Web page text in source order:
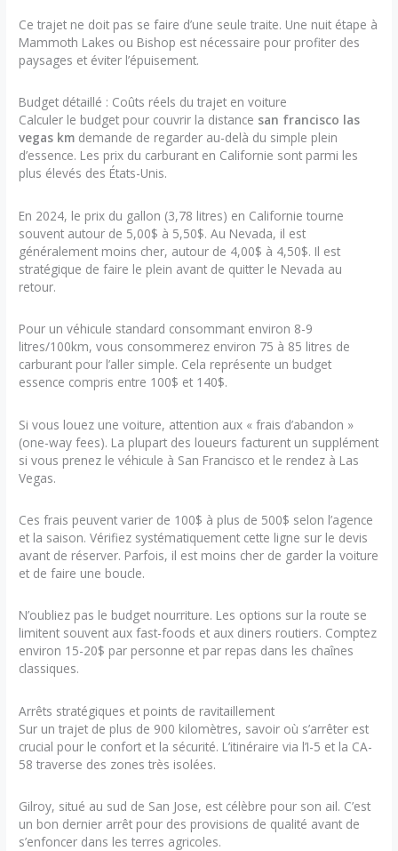
Ce trajet ne doit pas se faire d’une seule traite. Une nuit étape à
Mammoth Lakes ou Bishop est nécessaire pour profiter des
paysages et éviter l’épuisement.
Budget détaillé : Coûts réels du trajet en voiture
Calculer le budget pour couvrir la distance san francisco las
vegas km demande de regarder au-delà du simple plein
d’essence. Les prix du carburant en Californie sont parmi les
plus élevés des États-Unis.
En 2024, le prix du gallon (3,78 litres) en Californie tourne
souvent autour de 5,00$ à 5,50$. Au Nevada, il est
généralement moins cher, autour de 4,00$ à 4,50$. Il est
stratégique de faire le plein avant de quitter le Nevada au
retour.
Pour un véhicule standard consommant environ 8-9
litres/100km, vous consommerez environ 75 à 85 litres de
carburant pour l’aller simple. Cela représente un budget
essence compris entre 100$ et 140$.
Si vous louez une voiture, attention aux « frais d’abandon »
(one-way fees). La plupart des loueurs facturent un supplément
si vous prenez le véhicule à San Francisco et le rendez à Las
Vegas.
Ces frais peuvent varier de 100$ à plus de 500$ selon l’agence
et la saison. Vérifiez systématiquement cette ligne sur le devis
avant de réserver. Parfois, il est moins cher de garder la voiture
et de faire une boucle.
N’oubliez pas le budget nourriture. Les options sur la route se
limitent souvent aux fast-foods et aux diners routiers. Comptez
environ 15-20$ par personne et par repas dans les chaînes
classiques.
Arrêts stratégiques et points de ravitaillement
Sur un trajet de plus de 900 kilomètres, savoir où s’arrêter est
crucial pour le confort et la sécurité. L’itinéraire via l’I-5 et la CA-
58 traverse des zones très isolées.
Gilroy, situé au sud de San Jose, est célèbre pour son ail. C’est
un bon dernier arrêt pour des provisions de qualité avant de
s’enfoncer dans les terres agricoles.